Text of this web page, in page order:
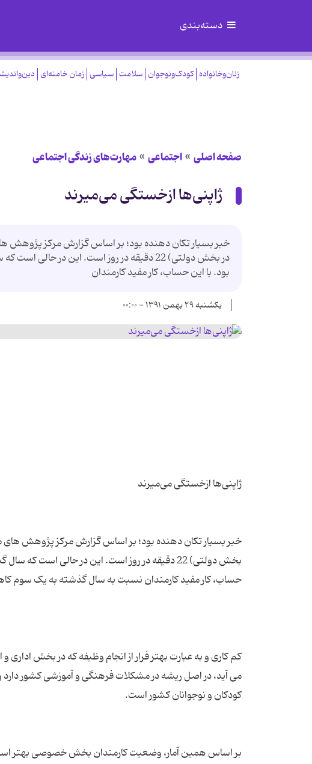
دسته‌بندی
زنان‌وخانواده کودک‌ونوجوان سلامت سیاسی زمان خامنه‌ای
صفحه اصلی اجتماعی مهارت‌های زندگی اجتماعی
ژاپنی‌ها ازخستگی می‌میرند
خبر بسیار تکان دهنده بود؛ بر اساس گزارش مرکز پژوهش
بود. با این حساب، کار مفید کارمندان
یکشنبه ۲۹ بهمن ۱۳۹۱ - ۰۰:۰۰
خبر بسیار تکان دهنده بود؛ بر اساس گزارش مرکز پژوهش
کم کاری و به عبارت بهتر فرار از انجام وظیفه که در بخش
می آید، در اصل ریشه در مشکلات فرهنگی و آموزشی کشور دارد